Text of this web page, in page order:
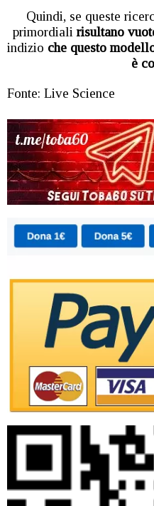
Quindi, se queste
primordiali risultano
indizio che questo
è
Fonte: Live Science